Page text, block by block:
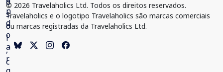
© 2026 Travelaholics Ltd. Todos os direitos reservados.
Travelaholics e o logotipo Travelaholics são marcas comerciais
ou marcas registradas da Travelaholics Ltd.